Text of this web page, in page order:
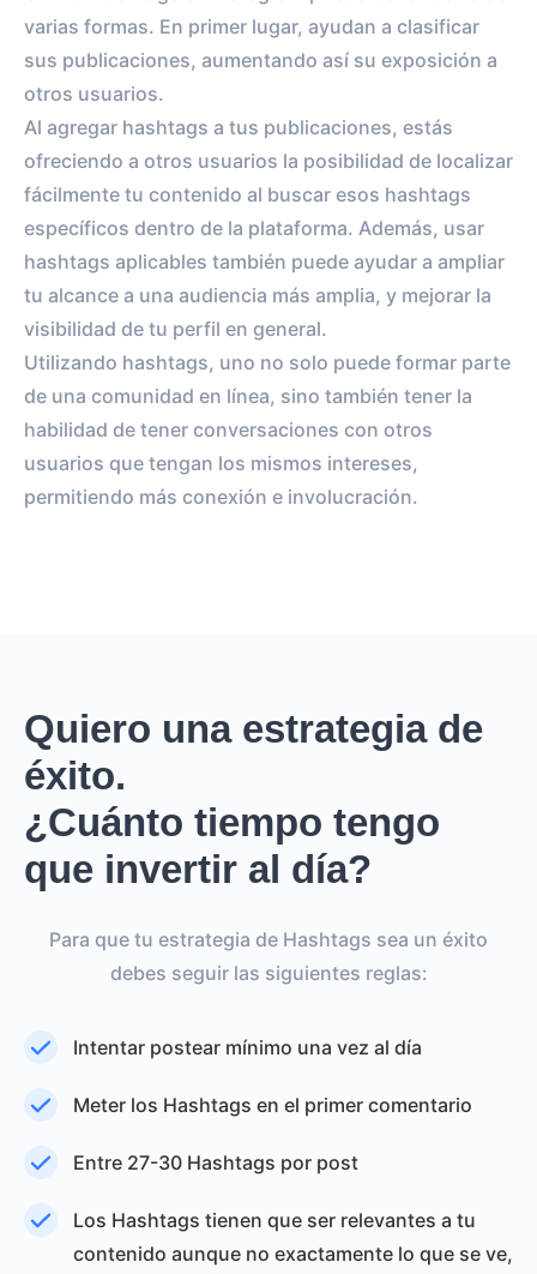
varias formas. En primer lugar, ayudan a clasificar
sus publicaciones, aumentando así su exposición a
otros usuarios.
Al agregar hashtags a tus publicaciones, estás
ofreciendo a otros usuarios la posibilidad de localizar
fácilmente tu contenido al buscar esos hashtags
específicos dentro de la plataforma. Además, usar
hashtags aplicables también puede ayudar a ampliar
tu alcance a una audiencia más amplia, y mejorar la
visibilidad de tu perfil en general.
Utilizando hashtags, uno no solo puede formar parte
de una comunidad en línea, sino también tener la
habilidad de tener conversaciones con otros
usuarios que tengan los mismos intereses,
permitiendo más conexión e involucración.
Quiero una estrategia de
éxito.
¿Cuánto tiempo tengo
que invertir al día?
Para que tu estrategia de Hashtags sea un éxito
debes seguir las siguientes reglas:
Intentar postear mínimo una vez al día
Meter los Hashtags en el primer comentario
Entre 27-30 Hashtags por post
Los Hashtags tienen que ser relevantes a tu
contenido aunque no exactamente lo que se ve,